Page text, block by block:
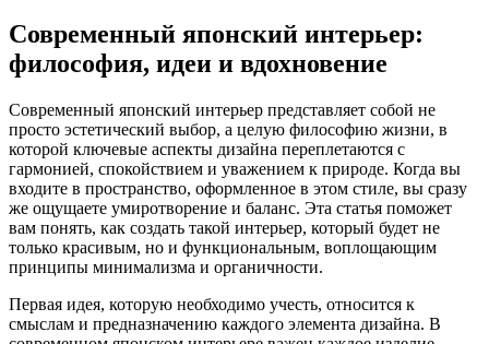
Современный японский интерьер:
философия, идеи и вдохновение
Современный японский интерьер представляет собой не
просто эстетический выбор, а целую философию жизни, в
которой ключевые аспекты дизайна переплетаются с
гармонией, спокойствием и уважением к природе. Когда вы
входите в пространство, оформленное в этом стиле, вы сразу
же ощущаете умиротворение и баланс. Эта статья поможет
вам понять, как создать такой интерьер, который будет не
только красивым, но и функциональным, воплощающим
принципы минимализма и органичности.
Первая идея, которую необходимо учесть, относится к
смыслам и предназначению каждого элемента дизайна. В